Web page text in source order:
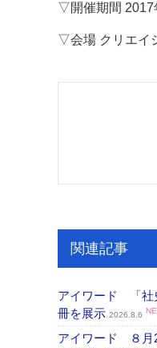
▽開催期間 2017
▽会場 クリエイ
関連記事
アイワード 「社
冊を展示 2026.8.6
アイワード ８月